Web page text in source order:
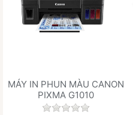
MÁY IN PHUN MÀU CANON
PIXMA G1010
Chưa có đánh